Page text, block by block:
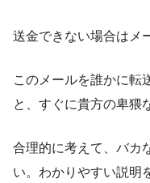
送金できない場合はメ
このメールを誰かに転
と、すぐに貴方の卑猥
合理的に考えて、バカ
い。わかりやすい説明